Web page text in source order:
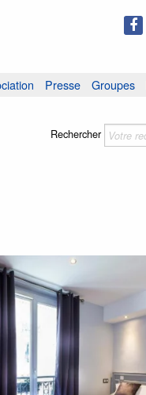
Groupes
Presse
Rechercher